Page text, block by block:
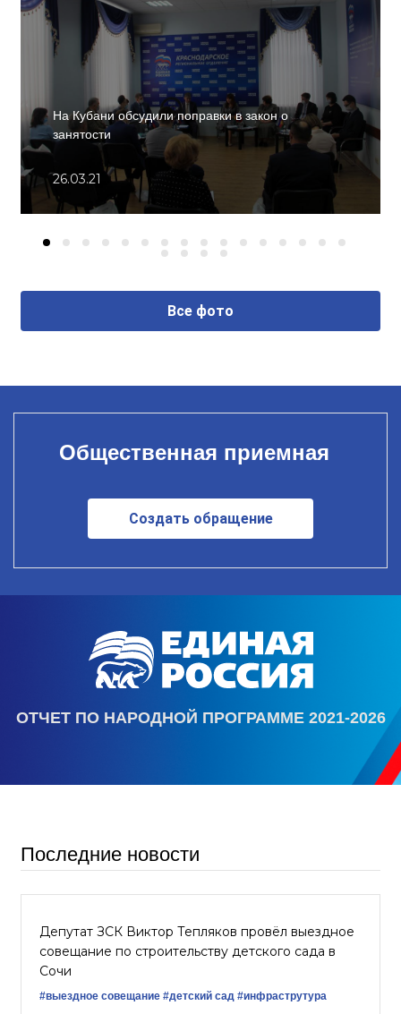
На Кубани обсудили поправки в закон о
занятости
26.03.21
Все фото
Общественная приемная
Создать обращение
ОТЧЕТ ПО НАРОДНОЙ ПРОГРАММЕ 2021-2026
Последние новости
Депутат ЗСК Виктор Тепляков провёл выездное
совещание по строительству детского сада в
Сочи
#выездное совещание #детский сад #инфраструтура